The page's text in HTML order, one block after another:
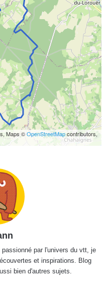
Maps ©OpenStreetMapcontributors,
par l'univers du vtt, je
et inspirations. Blog
bien d'autres sujets.